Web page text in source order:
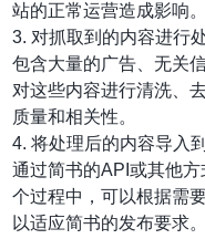
站的正常运营造成影响。
3. 对抓取到的内容进行
包含大量的广告、无关
对这些内容进行清洗、
质量和相关性。
4. 将处理后的内容导入
通过简书的API或其他
个过程中，可以根据需
以适应简书的发布要求。